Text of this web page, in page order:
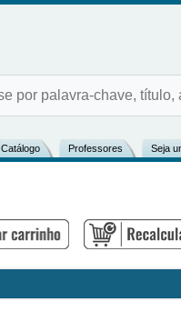
Catálogo Professores Seja